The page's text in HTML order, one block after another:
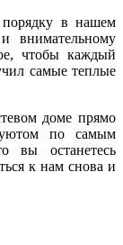
в нашем
внимательному
чтобы каждый
самые теплые
доме прямо
уютом по самым
вы останетесь
к нам снова и